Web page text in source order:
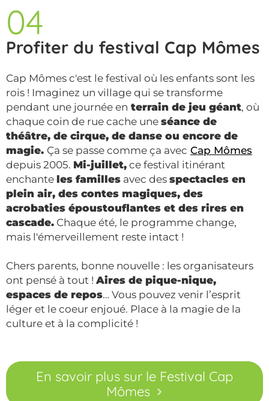
04
Profiter du festival Cap Mômes
Cap Mômes c'est le festival où les enfants sont les
rois ! Imaginez un village qui se transforme
pendant une journée en terrain de jeu géant, où
chaque coin de rue cache une séance de
théâtre, de cirque, de danse ou encore de
magie. Ça se passe comme ça avec Cap Mômes
depuis 2005. Mi-juillet, ce festival itinérant
enchante les familles avec des spectacles en
plein air, des contes magiques, des
acrobaties époustouflantes et des rires en
cascade. Chaque été, le programme change,
mais l'émerveillement reste intact !
Chers parents, bonne nouvelle : les organisateurs
ont pensé à tout !Aires de pique-nique,
espaces de repos… Vous pouvez venir l’esprit
léger et le coeur enjoué. Place à la magie de la
culture et à la complicité !
En savoir plus sur le Festival Cap
Mômes